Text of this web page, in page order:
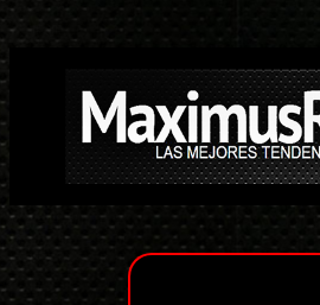
Saltar
contenido